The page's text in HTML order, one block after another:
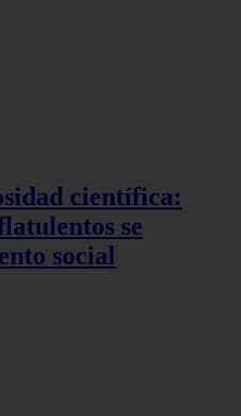
científica:
se
social